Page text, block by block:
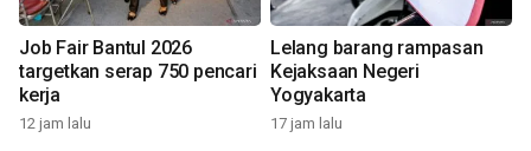
Job Fair Bantul 2026
targetkan serap 750 pencari
kerja
12 jam lalu
Lelang barang rampasan
Kejaksaan Negeri
Yogyakarta
17 jam lalu